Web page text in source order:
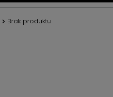
Brak produktu